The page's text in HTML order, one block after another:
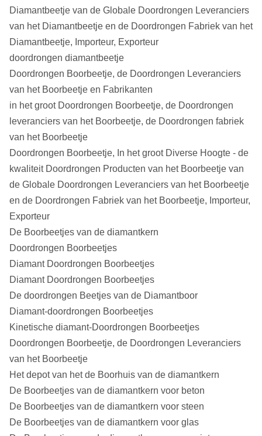
Diamantbeetje van de Globale Doordrongen Leveranciers
van het Diamantbeetje en de Doordrongen Fabriek van het
Diamantbeetje, Importeur, Exporteur
doordrongen diamantbeetje
Doordrongen Boorbeetje, de Doordrongen Leveranciers
van het Boorbeetje en Fabrikanten
in het groot Doordrongen Boorbeetje, de Doordrongen
leveranciers van het Boorbeetje, de Doordrongen fabriek
van het Boorbeetje
Doordrongen Boorbeetje, In het groot Diverse Hoogte - de
kwaliteit Doordrongen Producten van het Boorbeetje van
de Globale Doordrongen Leveranciers van het Boorbeetje
en de Doordrongen Fabriek van het Boorbeetje, Importeur,
Exporteur
De Boorbeetjes van de diamantkern
Doordrongen Boorbeetjes
Diamant Doordrongen Boorbeetjes
Diamant Doordrongen Boorbeetjes
De doordrongen Beetjes van de Diamantboor
Diamant-doordrongen Boorbeetjes
Kinetische diamant-Doordrongen Boorbeetjes
Doordrongen Boorbeetje, de Doordrongen Leveranciers
van het Boorbeetje
Het depot van het de Boorhuis van de diamantkern
De Boorbeetjes van de diamantkern voor beton
De Boorbeetjes van de diamantkern voor steen
De Boorbeetjes van de diamantkern voor glas